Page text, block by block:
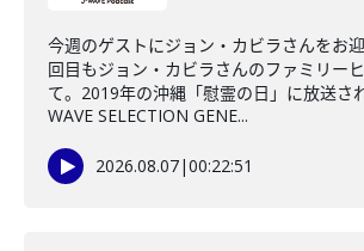
今週のゲストにジョン・カビラさんをお
回目もジョン・カビラさんのファミリー
て。2019年の沖縄「慰霊の日」に放送さ
WAVE SELECTION GENE...
2026.08.07|00:22:51